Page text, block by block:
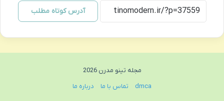
آدرس کوتاه مطلب
مجله تینو مدرن 2026
dmca
تماس با ما درباره ما